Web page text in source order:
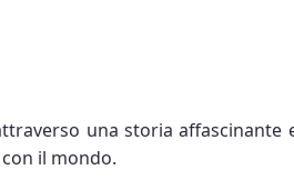
una storia affascinante
il mondo.